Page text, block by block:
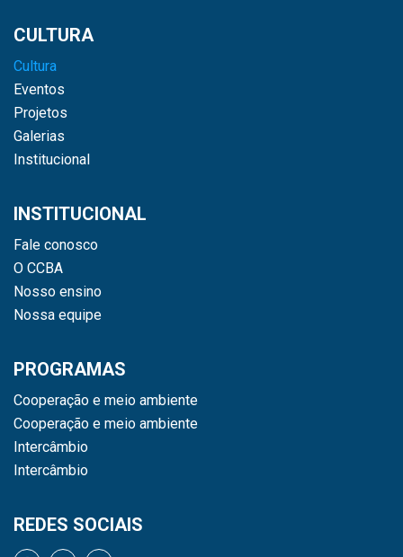
CULTURA
Cultura
Eventos
Projetos
Galerias
Institucional
INSTITUCIONAL
Fale conosco
O CCBA
Nosso ensino
Nossa equipe
PROGRAMAS
Cooperação e meio ambiente
Cooperação e meio ambiente
Intercâmbio
Intercâmbio
REDES SOCIAIS